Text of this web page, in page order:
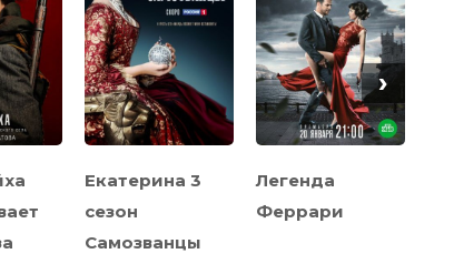
Екатерина 3
сезон
Самозванцы
Легенда
Феррари
›